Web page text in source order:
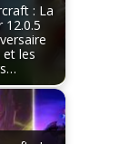
: La
12.0.5
et les